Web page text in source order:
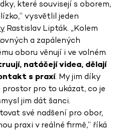
které souvisejí s oborem,
vysvětlil jeden
Rastislav Lipták. „Kolem
a zapálených
oboru věnují i ve volném
natáčejí videa, dělají
s praxí. My jim díky
pro to ukázat, co je
jim dát šanci.
své nadšení pro obor,
praxi v reálné firmě,“ říká